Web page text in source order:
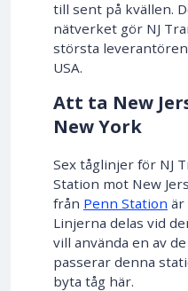
till sent på kvällen.
nätverket gör NJ
största
USA.
Att ta New
New York
Sex tåglinjer för NJ
Station mot New
från Penn Station är
Linjerna delas vid
vill använda en av
passerar denna
byta tåg här.